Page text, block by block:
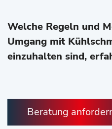
Welche Regeln und
Umgang mit
einzuhalten sind,
Beratung